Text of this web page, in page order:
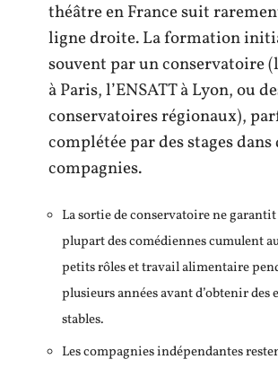
théâtre en France suit
ligne droite. La formation
souvent par un conservatoire
à Paris, l’ENSATT à Lyon, ou
conservatoires régionaux),
complétée par des stages dans
compagnies.
La sortie de conservatoire ne
plupart des comédiennes cumulent
petits rôles et travail alimentaire
plusieurs années avant d’obtenir des
stables.
Les compagnies indépendantes